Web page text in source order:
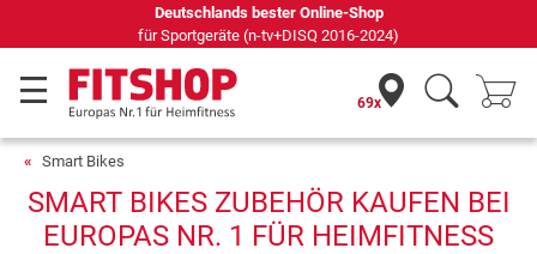
Deutschlands bester Online-Shop
für Sportgeräte (n-tv+DISQ 2016-2024)
69x
Smart Bikes
SMART BIKES ZUBEHÖR KAUFEN BEI
EUROPAS NR. 1 FÜR HEIMFITNESS